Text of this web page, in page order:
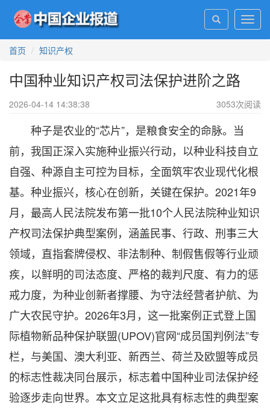
首页
知识产权
中国种业知识产权司法保护进阶之路
2026-04-14 14:38:38 3053次阅读
种子是农业的“芯片”，是粮食安全的命脉。当
前，我国正深入实施种业振兴行动，以种业科技自立
自强、种源自主可控为目标，全面筑牢农业现代化根
基。种业振兴，核心在创新，关键在保护。2021年9
月，最高人民法院发布第一批10个人民法院种业知识
产权司法保护典型案例，涵盖民事、行政、刑事三大
领域，直指套牌侵权、非法制种、制假售假等行业顽
疾，以鲜明的司法态度、严格的裁判尺度、有力的惩
戒力度，为种业创新者撑腰、为守法经营者护航、为
广大农民守护。2026年3月，这一批案例正式登上国
际植物新品种保护联盟(UPOV)官网“成员国判例法”专
栏，与美国、澳大利亚、新西兰、荷兰及欧盟等成员
的标志性裁决同台展示，标志着中国种业司法保护经
验逐步走向世界。本文立足这批具有标志性的典型案